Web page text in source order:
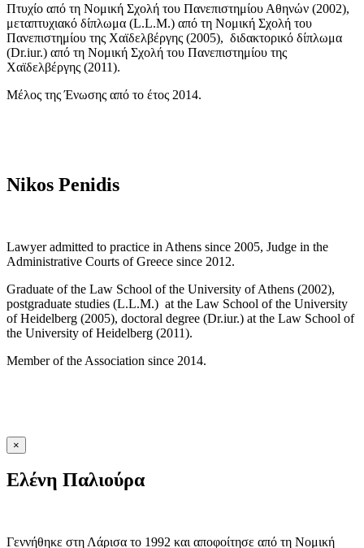
Πτυχίο από τη Νομική Σχολή του Πανεπιστημίου Αθηνών (2002),
μεταπτυχιακό δίπλωμα (L.L.M.) από τη Νομική Σχολή του
Πανεπιστημίου της Χαϊδελβέργης (2005), διδακτορικό δίπλωμα
(Dr.iur.) από τη Νομική Σχολή του Πανεπιστημίου της
Χαϊδελβέργης (2011).
Μέλος της Ένωσης από το έτος 2014.
Nikos Penidis
Lawyer admitted to practice in Athens since 2005, Judge in the
Administrative Courts of Greece since 2012.
Graduate of the Law School of the University of Athens (2002),
postgraduate studies (L.L.M.) at the Law School of the University
of Heidelberg (2005), doctoral degree (Dr.iur.) at the Law School of
the University of Heidelberg (2011).
Member of the Association since 2014.
×
Ελένη Παλιούρα
Γεννήθηκε στη Λάρισα το 1992 και αποφοίτησε από τη Νομική